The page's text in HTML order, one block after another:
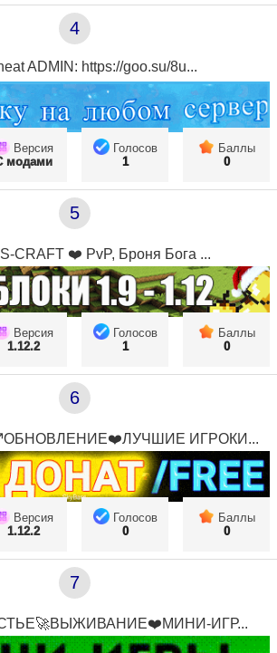
4
ADMIN: https://goo.su/8u...
Версия
модами
Голосов
1
Баллы
0
5
CRAFT ❤️ PvP, Броня Бога ...
Версия
1.12.2
Голосов
1
Баллы
0
6
ИГРОКИ...
Версия
1.12.2
Голосов
0
Баллы
0
7
ИГР...